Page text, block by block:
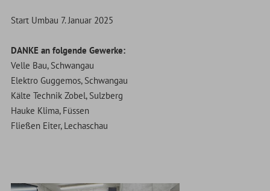
Start Umbau 7. Januar 2025
DANKE an folgende Gewerke:
Velle Bau, Schwangau
Elektro Guggemos, Schwangau
Kälte Technik Zobel, Sulzberg
Hauke Klima, Füssen
Fließen Eiter, Lechaschau